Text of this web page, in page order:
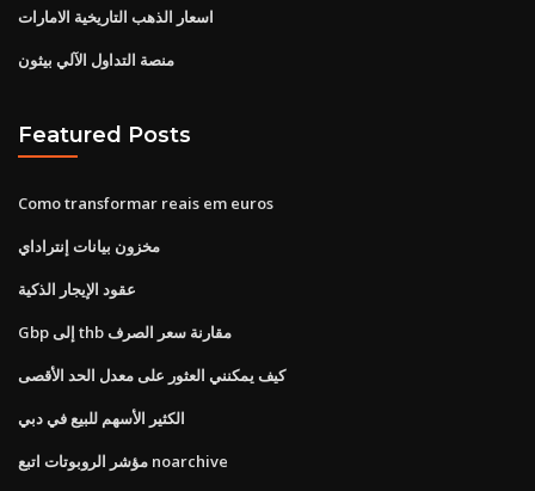
اسعار الذهب التاريخية الامارات
منصة التداول الآلي بيثون
Featured Posts
Como transformar reais em euros
مخزون بيانات إنتراداي
عقود الإيجار الذكية
Gbp إلى thb مقارنة سعر الصرف
كيف يمكنني العثور على معدل الحد الأقصى
الكثير الأسهم للبيع في دبي
مؤشر الروبوتات اتبع noarchive